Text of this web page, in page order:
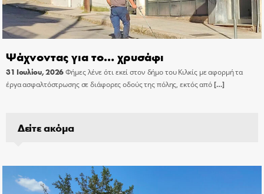
Ψάχνοντας για το… χρυσάφι
31 Ιουλίου, 2026Φήμες λένε ότι εκεί στον δήμο του Κιλκίς με αφορμή τα
έργα ασφαλτόστρωσης σε διάφορες οδούς της πόλης, εκτός από[…]
Δείτε ακόμα